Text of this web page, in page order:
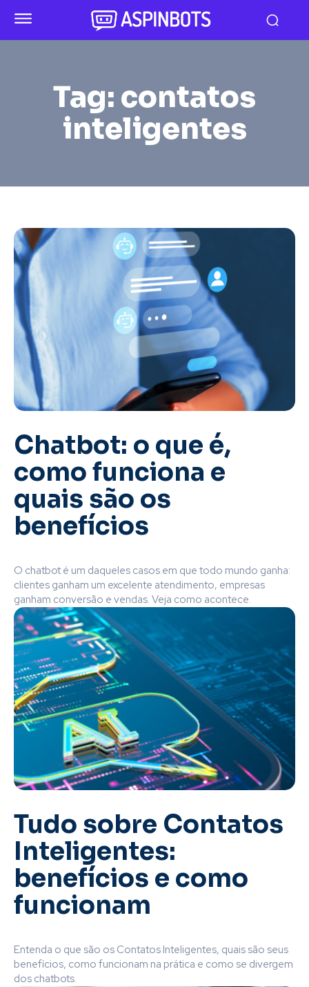
Tag: contatos
inteligentes
Chatbot: o que é,
como funciona e
quais são os
benefícios
O chatbot é um daqueles casos em que todo mundo ganha:
clientes ganham um excelente atendimento, empresas
ganham conversão e vendas. Veja como acontece.
Tudo sobre Contatos
Inteligentes:
benefícios e como
funcionam
Entenda o que são os Contatos Inteligentes, quais são seus
benefícios, como funcionam na prática e como se divergem
dos chatbots.